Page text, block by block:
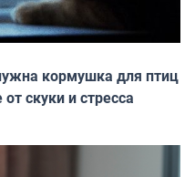
кормушка для птиц
скуки и стресса